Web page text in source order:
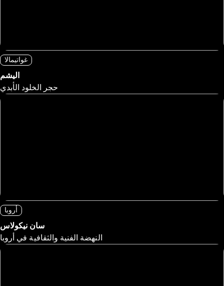
غواتيمالا
اليشم
حجر الخلود الأبدي
أروبا
سان نيكولاس
النهضة الفنية والثقافية في أروبا